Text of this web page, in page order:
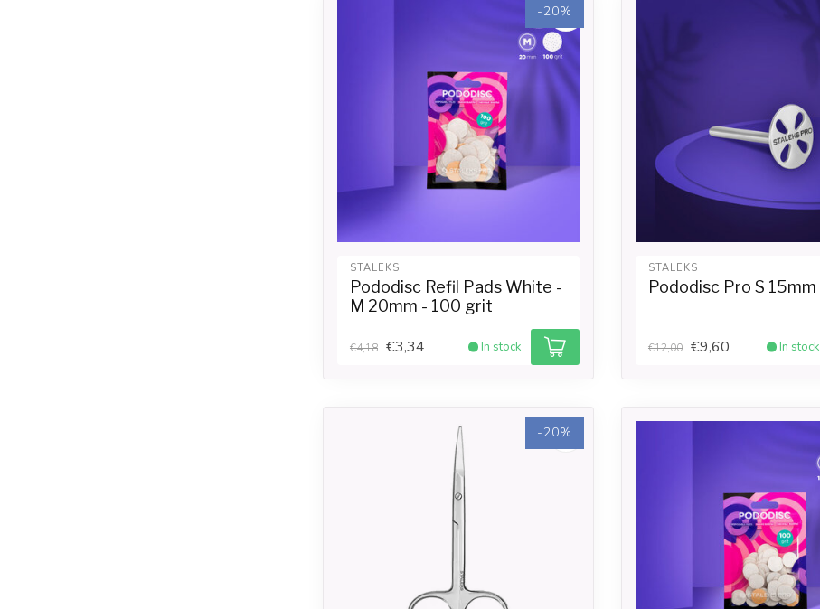
-20%
STALEKS
Pododisc Refil Pads White -
M 20mm - 100 grit
€4,18 €3,34 In stock
STALEKS
Pododisc Pro S 15mm
€12,00 €9,60 In stock
-20%